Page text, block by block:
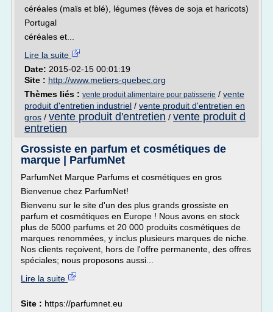
céréales (maïs et blé), légumes (fèves de soja et haricots)
Portugal
céréales et...
Lire la suite
Date: 2015-02-15 00:01:19
Site : http://www.metiers-quebec.org
Thèmes liés : vente produit alimentaire pour patisserie / vente
produit d'entretien industriel / vente produit d'entretien en
gros / vente produit d'entretien / vente produit d
entretien
Grossiste en parfum et cosmétiques de
marque | ParfumNet
ParfumNet Marque Parfums et cosmétiques en gros
Bienvenue chez ParfumNet!
Bienvenu sur le site d'un des plus grands grossiste en
parfum et cosmétiques en Europe ! Nous avons en stock
plus de 5000 parfums et 20 000 produits cosmétiques de
marques renommées, y inclus plusieurs marques de niche.
Nos clients reçoivent, hors de l'offre permanente, des offres
spéciales; nous proposons aussi...
Lire la suite
Site : https://parfumnet.eu